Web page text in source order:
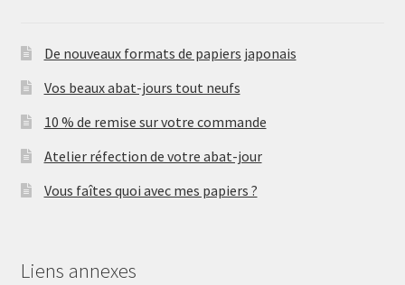
De nouveaux formats de papiers japonais
Vos beaux abat-jours tout neufs
10 % de remise sur votre commande
Atelier réfection de votre abat-jour
Vous faîtes quoi avec mes papiers ?
Liens annexes